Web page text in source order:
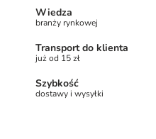
Wiedza
branży rynkowej
Transport do klienta
już od 15 zł
Szybkość
dostawy i wysyłki